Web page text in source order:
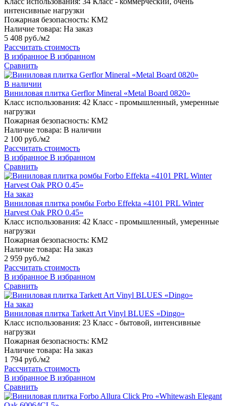
интенсивные нагрузки
Пожарная безопасность: КМ2
Наличие товара: На заказ
5 408 руб./м2
Рассчитать стоимость
В избранное В избранном
Сравнить
В наличии
Виниловая плитка Gerflor Mineral «Metal Board 0820»
Класс использования: 42 Класс - промышленный, умеренные
нагрузки
Пожарная безопасность: КМ2
Наличие товара: В наличии
2 100 руб./м2
Рассчитать стоимость
В избранное В избранном
Сравнить
На заказ
Виниловая плитка ромбы Forbo Effekta «4101 PRL Winter
Harvest Oak PRO 0.45»
Класс использования: 42 Класс - промышленный, умеренные
нагрузки
Пожарная безопасность: КМ2
Наличие товара: На заказ
2 959 руб./м2
Рассчитать стоимость
В избранное В избранном
Сравнить
На заказ
Виниловая плитка Tarkett Art Vinyl BLUES «Dingo»
Класс использования: 23 Класс - бытовой, интенсивные
нагрузки
Пожарная безопасность: КМ2
Наличие товара: На заказ
1 794 руб./м2
Рассчитать стоимость
В избранное В избранном
Сравнить